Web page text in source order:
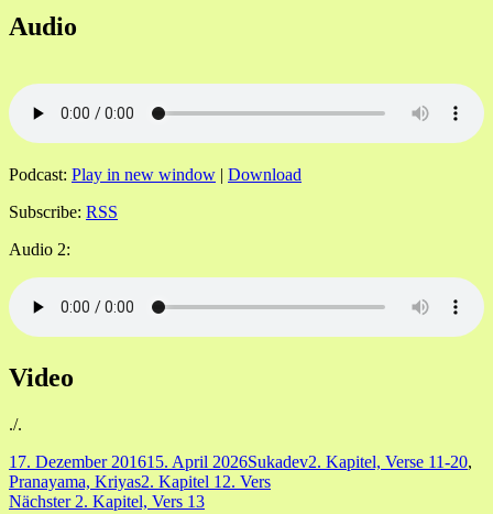
Audio
Podcast: Play in new window | Download
Subscribe: RSS
Audio 2:
Video
./.
Veröffentlicht
am
17. Dezember 201615. April 2026Autor
SukadevKategorien
2. Kapitel, Verse 11-20,
Pranayama, KriyasSchlagwörter
2. Kapitel 12. Vers
Beitragsnavigation
Nächster Nächster
2. Kapitel, Vers 13